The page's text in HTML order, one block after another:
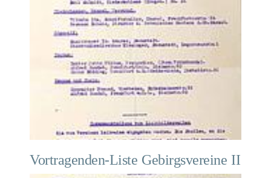
Vortragenden-Liste Gebirgsvereine II